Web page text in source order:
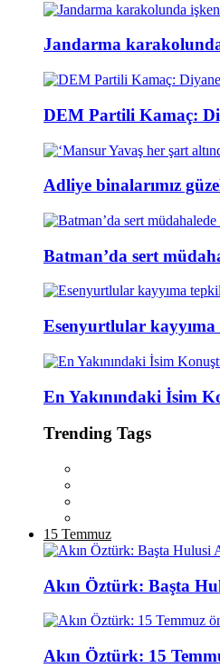
Jandarma
DEM Partili Kamaç:
Adliye binalarımız
Batman’da sert
Esenyurtlular
En Yakınındaki İsim
Trending Tags
15 Temmuz
Akın Öztürk: Başta
Akın Öztürk: 15